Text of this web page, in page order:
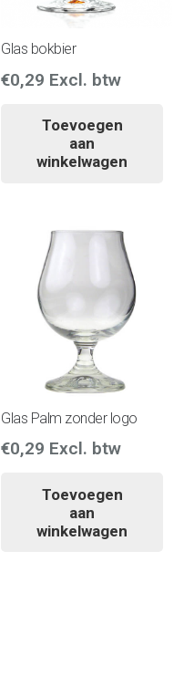
Glas bokbier
€0,29 Excl. btw
Toevoegen
aan
winkelwagen
Glas Palm zonder logo
€0,29 Excl. btw
Toevoegen
aan
winkelwagen